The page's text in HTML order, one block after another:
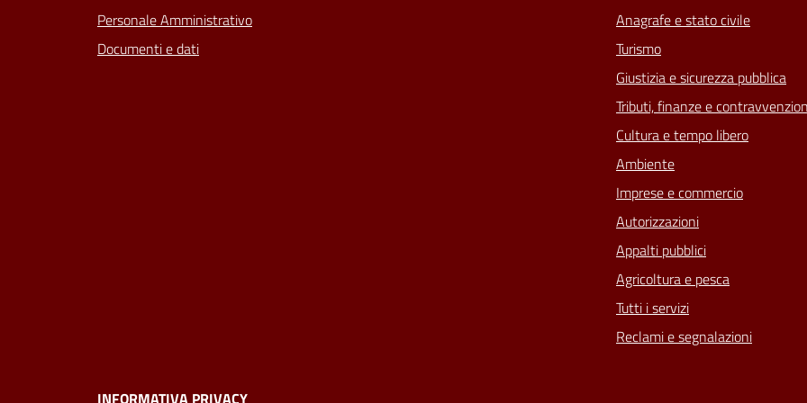
Personale Amministrativo
Documenti e dati
Anagrafe e stato civile
Turismo
Giustizia e sicurezza pubblica
Tributi, finanze e
Cultura e tempo libero
Ambiente
Imprese e commercio
Autorizzazioni
Appalti pubblici
Agricoltura e pesca
Tutti i servizi
Reclami e segnalazioni
INFORMATIVA PRIVACY